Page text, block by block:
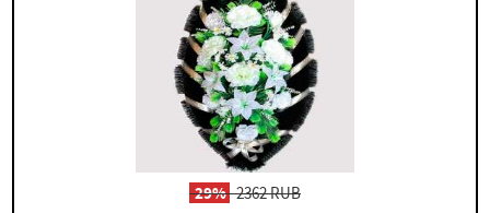
-29%2362 RUB